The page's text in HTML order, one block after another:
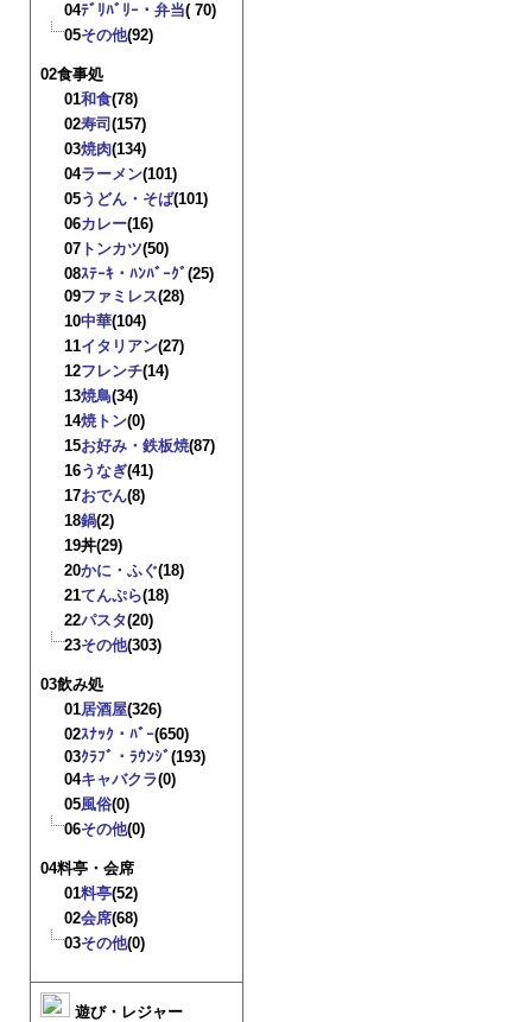
04ﾃﾞﾘﾊﾞﾘｰ・弁当( 70)
05その他(92)
02食事処
01和食(78)
02寿司 (157)
03焼肉(134)
04ラーメン(101)
05うどん・そば(101)
06カレー(16)
07 トンカツ(50)
08ｽﾃｰｷ・ﾊﾝﾊﾞｰｸﾞ(25)
09ファミレス(28)
10中華(104)
11イタリアン(27)
12フレンチ(14)
13焼鳥(34)
14焼トン(0)
15お好み・鉄板焼(87)
16うなぎ(41)
17おでん(8)
18鍋(2)
19丼(29)
20かに・ふぐ(18)
21てんぷら(18)
22パスタ(20)
23その他(303)
03飲み処
01居酒屋(326)
02ｽﾅｯｸ・ﾊﾞｰ(650)
03ｸﾗﾌﾞ・ﾗｳﾝｼﾞ(193)
04キャバクラ(0)
05風俗(0)
06その他(0)
04料亭・会席
01料亭(52)
02会席(68)
03その他(0)
遊び・レジャー